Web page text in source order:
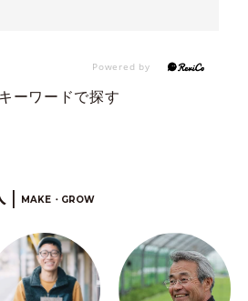
ーワードで探す
| MAKE・GROW